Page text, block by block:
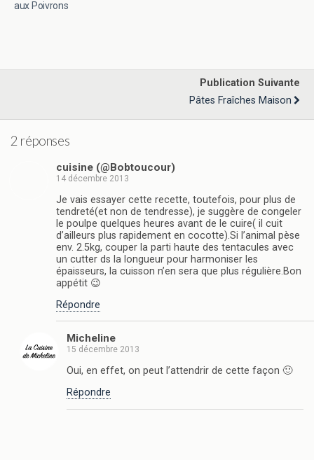
aux Poivrons
Publication Suivante
Pâtes Fraîches Maison
2 réponses
cuisine (@Bobtoucour)
14 décembre 2013
Je vais essayer cette recette, toutefois, pour plus de
tendreté(et non de tendresse), je suggère de congeler
le poulpe quelques heures avant de le cuire( il cuit
d’ailleurs plus rapidement en cocotte).Si l’animal pèse
env. 2.5kg, couper la parti haute des tentacules avec
un cutter ds la longueur pour harmoniser les
épaisseurs, la cuisson n’en sera que plus régulière.Bon
appétit 😉
Répondre
Micheline
15 décembre 2013
Oui, en effet, on peut l’attendrir de cette façon 🙂
Répondre